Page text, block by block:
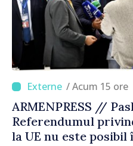
/ Acum 15 ore
ARMENPRESS //
Referendumul
la UE nu este posibil